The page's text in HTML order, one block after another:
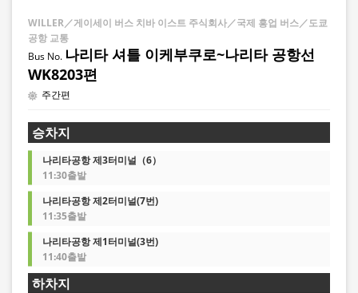
WILLER／게이세이 버스 치바 이스트 주식회사／국제 흥업 버스／도쿄
공항 교통
나리타 셔틀 이케부쿠로~나리타 공항선
WK8203편
주간편
승차지
나리타공항 제3터미널（6）
11:30출발
나리타공항 제2터미널(7번)
11:35출발
나리타공항 제1터미널(3번)
11:40출발
하차지